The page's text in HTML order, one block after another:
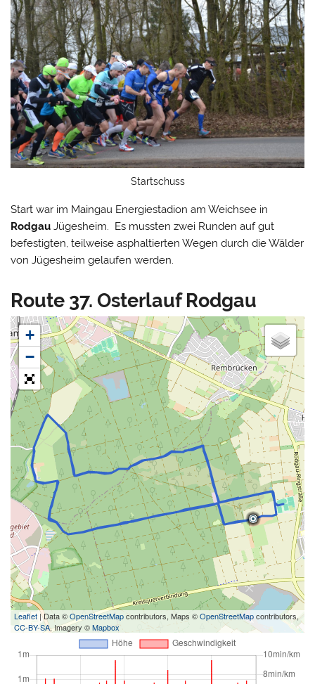
Startschuss
Start war im Maingau Energiestadion am Weichsee in
Rodgau Jügesheim. Es mussten zwei Runden auf gut
befestigten, teilweise asphaltierten Wegen durch die Wälder
von Jügesheim gelaufen werden.
Route 37. Osterlauf Rodgau
+
−
Leaflet | Data ©OpenStreetMapcontributors, Maps ©OpenStreetMapcontributors,
CC-BY-SA, Imagery ©Mapbox